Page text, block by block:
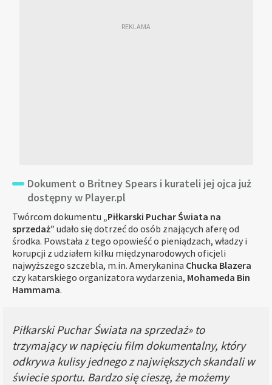
Dokument o Britney Spears i kurateli jej ojca już
dostępny w Player.pl
Twórcom dokumentu „Piłkarski Puchar Świata na
sprzedaż” udało się dotrzeć do osób znających aferę od
środka. Powstała z tego opowieść o pieniądzach, władzy i
korupcji z udziałem kilku międzynarodowych oficjeli
najwyższego szczebla, m.in. Amerykanina Chucka Blazera
czy katarskiego organizatora wydarzenia, Mohameda Bin
Hammama.
Piłkarski Puchar Świata na sprzedaż» to
trzymający w napięciu film dokumentalny, który
odkrywa kulisy jednego z największych skandali w
świecie sportu. Bardzo się cieszę, że możemy